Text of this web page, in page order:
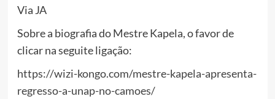
Via JA
Sobre a biografia do Mestre Kapela, o favor de
clicar na seguite ligação:
https://wizi-kongo.com/mestre-kapela-apresenta-
regresso-a-unap-no-camoes/